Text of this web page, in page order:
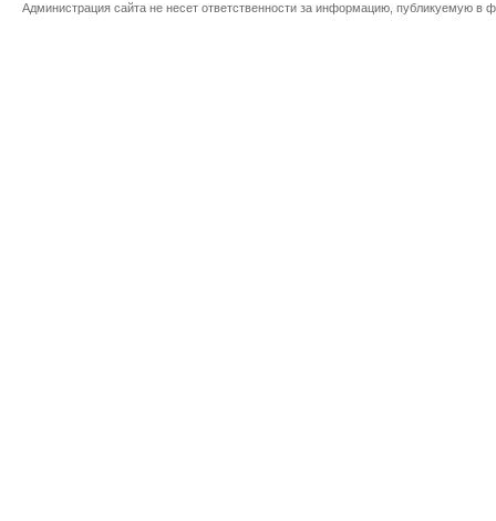
Администрация сайта не несет ответственности за информацию, публикуемую